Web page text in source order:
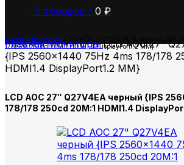
0 товаров / 0 ₽
Главная Мониторы
178/178 250cd 20M:1 HDMI1.4 DisplayPort1.2 MM}
ГлавнаяМониторыLCD AOC 27″
{IPS 2560×1440 75Hz 4ms 178/178
HDMI1.4 DisplayPort1.2 MM}
LCD AOC 27″ Q27V4EA черный {IPS
178/178 250cd 20M:1 HDMI1.4